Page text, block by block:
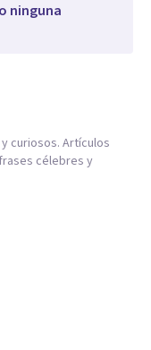
ninguna
curiosos. Artículos
célebres y